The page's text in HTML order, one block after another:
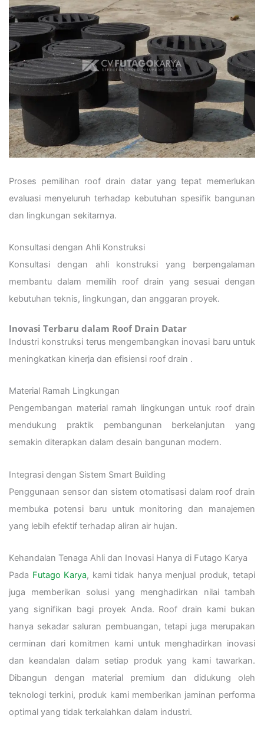
Proses pemilihan roof drain datar yang tepat memerlukan
evaluasi menyeluruh terhadap kebutuhan spesifik bangunan
dan lingkungan sekitarnya.
Konsultasi dengan Ahli Konstruksi
Konsultasi dengan ahli konstruksi yang berpengalaman
membantu dalam memilih roof drain yang sesuai dengan
kebutuhan teknis, lingkungan, dan anggaran proyek.
Inovasi Terbaru dalam Roof Drain Datar
Industri konstruksi terus mengembangkan inovasi baru untuk
meningkatkan kinerja dan efisiensi roof drain .
Material Ramah Lingkungan
Pengembangan material ramah lingkungan untuk roof drain
mendukung praktik pembangunan berkelanjutan yang
semakin diterapkan dalam desain bangunan modern.
Integrasi dengan Sistem Smart Building
Penggunaan sensor dan sistem otomatisasi dalam roof drain
membuka potensi baru untuk monitoring dan manajemen
yang lebih efektif terhadap aliran air hujan.
Kehandalan Tenaga Ahli dan Inovasi Hanya di Futago Karya
Pada Futago Karya, kami tidak hanya menjual produk, tetapi
juga memberikan solusi yang menghadirkan nilai tambah
yang signifikan bagi proyek Anda. Roof drain kami bukan
hanya sekadar saluran pembuangan, tetapi juga merupakan
cerminan dari komitmen kami untuk menghadirkan inovasi
dan keandalan dalam setiap produk yang kami tawarkan.
Dibangun dengan material premium dan didukung oleh
teknologi terkini, produk kami memberikan jaminan performa
optimal yang tidak terkalahkan dalam industri.